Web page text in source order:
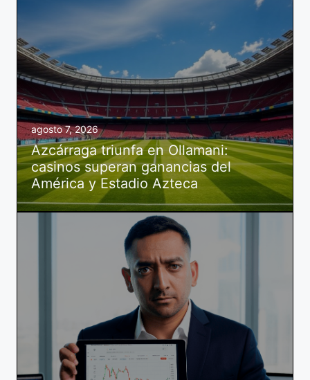
agosto 7, 2026
Azcárraga triunfa en Ollamani:
casinos superan ganancias del
América y Estadio Azteca